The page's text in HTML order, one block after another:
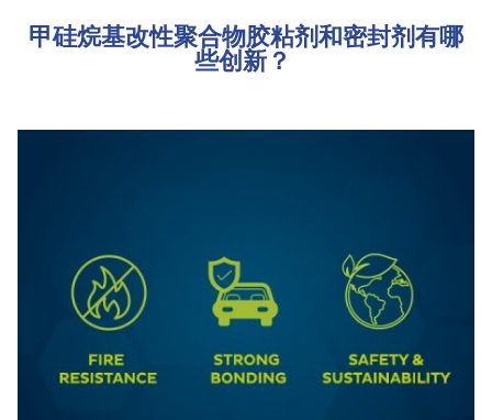
甲硅烷基改性聚合物胶粘剂和密封剂有哪
些创新？